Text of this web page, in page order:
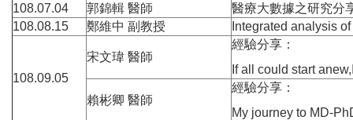
108.07.04
郭錦輯 醫師
醫療大數據之研究分
108.08.15
鄭維中 副教授 Integrated analysis
108.09.05
宋文瑋 醫師
經驗分享：
If all could start
賴彬卿 醫師
經驗分享：
My journey to MD-